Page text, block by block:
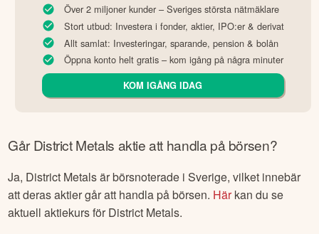
Över 2 miljoner kunder – Sveriges största nätmäklare
Stort utbud: Investera i fonder, aktier, IPO:er & derivat
Allt samlat: Investeringar, sparande, pension & bolån
Öppna konto helt gratis – kom igång på några minuter
KOM IGÅNG IDAG
GårDistrict Metals aktie att handla på börsen?
Ja, District Metalsär börsnoterade i Sverige, vilket innebär
att deras aktier går att handla på börsen. Härkan du se
aktuell aktiekurs för District Metals.